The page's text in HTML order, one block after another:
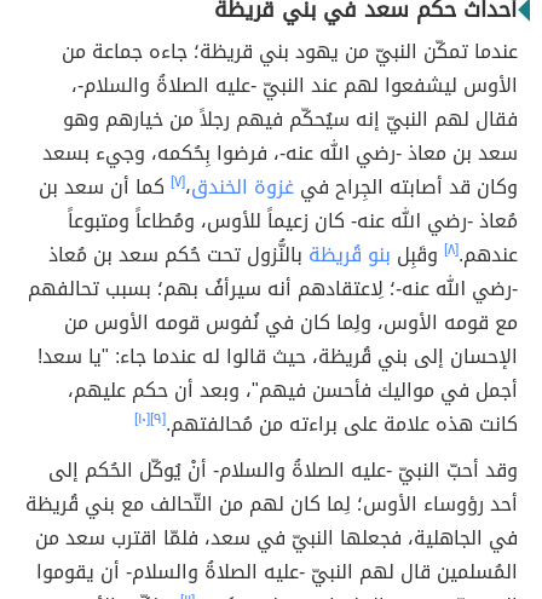
أحداث حكم سعد في بني قريظة
عندما تمكّن النبيّ من يهود بني قريظة؛ جاءه جماعة من
الأوس ليشفعوا لهم عند النبيّ -عليه الصلاةُ والسلام-،
فقال لهم النبيّ إنه سيُحكّم فيهم رجلاً من خيارهم وهو
سعد بن معاذ -رضي الله عنه-، فرضوا بِحُكمه، وجيء بسعد
وكان قد أصابته الجِراح فيغزوة الخندق،[٧]
كما أن سعد بن
مُعاذ -رضي الله عنه- كان زعيماً للأوس، ومُطاعاً ومتبوعاً
عندهم.[٨] وقَبِل بنو قُريظة بالنُّزول تحت حُكم سعد بن مُعاذ
-رضي الله عنه-؛ لِاعتقادهم أنه سيرأفُ بهم؛ بسبب تحالفهم
مع قومه الأوس، ولِما كان في نُفوس قومه الأوس من
الإحسان إلى بني قُريظة، حيث قالوا له عندما جاء: "يا سعد!
أجمل في مواليك فأحسن فيهم"، وبعد أن حكم عليهم،
كانت هذه علامة على براءته من مُحالفتهم.[٩] [١٠]
وقد أحبّ النبيّ -عليه الصلاةُ والسلام- أنْ يُوكّل الحُكم إلى
أحد رؤوساء الأوس؛ لِما كان لهم من التّحالف مع بني قُريظة
في الجاهلية، فجعلها النبيّ في سعد، فلمّا اقترب سعد من
المُسلمين قال لهم النبيّ -عليه الصلاةُ والسلام- أن يقوموا